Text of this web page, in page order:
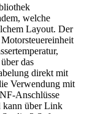
welche
​​Layout. Der
das
direkt mit
Verwendung mit
Anschlüsse
kann über Link